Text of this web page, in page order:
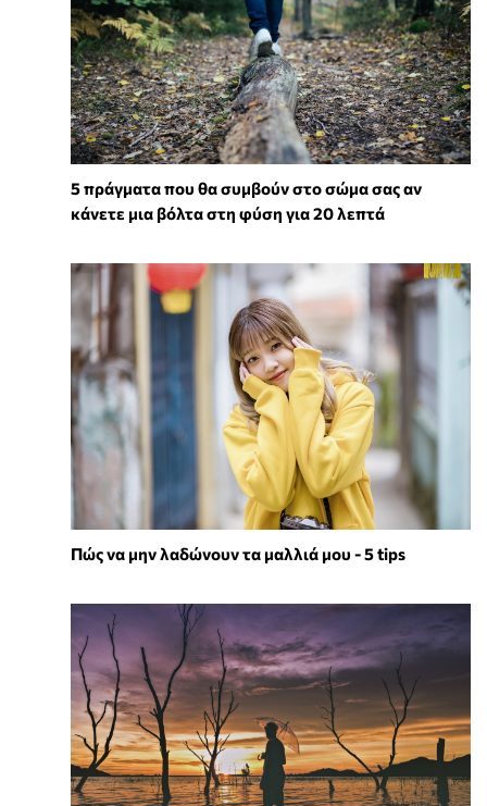
5 πράγματα που θα συμβούν στο σώμα σας αν
κάνετε μια βόλτα στη φύση για 20 λεπτά
Πώς να μην λαδώνουν τα μαλλιά μου - 5 tips